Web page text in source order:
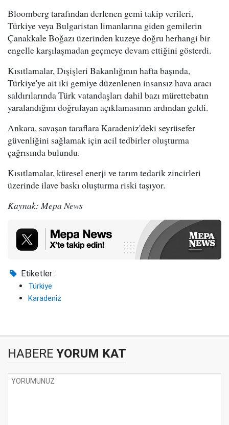
Bloomberg tarafından derlenen gemi takip verileri,
Türkiye veya Bulgaristan limanlarına giden gemilerin
Çanakkale Boğazı üzerinden kuzeye doğru herhangi bir
engelle karşılaşmadan geçmeye devam ettiğini gösterdi.
Kısıtlamalar, Dışişleri Bakanlığının hafta başında,
Türkiye'ye ait iki gemiye düzenlenen insansız hava aracı
saldırılarında Türk vatandaşları dahil bazı mürettebatın
yaralandığını doğrulayan açıklamasının ardından geldi.
Ankara, savaşan taraflara Karadeniz'deki seyrüsefer
güvenliğini sağlamak için acil tedbirler oluşturma
çağrısında bulundu.
Kısıtlamalar, küresel enerji ve tarım tedarik zincirleri
üzerinde ilave baskı oluşturma riski taşıyor.
Kaynak: Mepa News
Etiketler :
Türkiye
Karadeniz
HABERE YORUM KAT